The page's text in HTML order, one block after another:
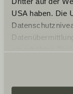
USA haben. Die
zustehen.
eigene Zwecke
Päivämäärä